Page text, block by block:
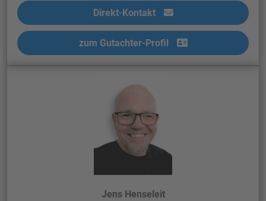
Direkt-Kontakt
zum Gutachter-Profil
Jens Henseleit